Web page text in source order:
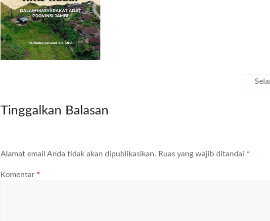
Tinggalkan Balasan
Alamat email Anda tidak akan dipublikasikan. Ruas yang wajib ditandai *
Komentar *